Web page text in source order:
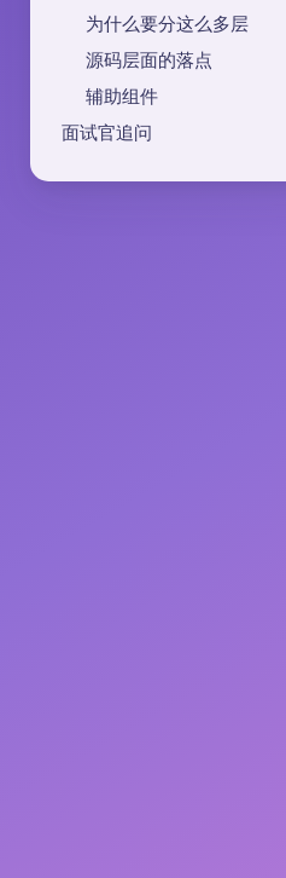
为什么要分这么多层
源码层面的落点
辅助组件
面试官追问